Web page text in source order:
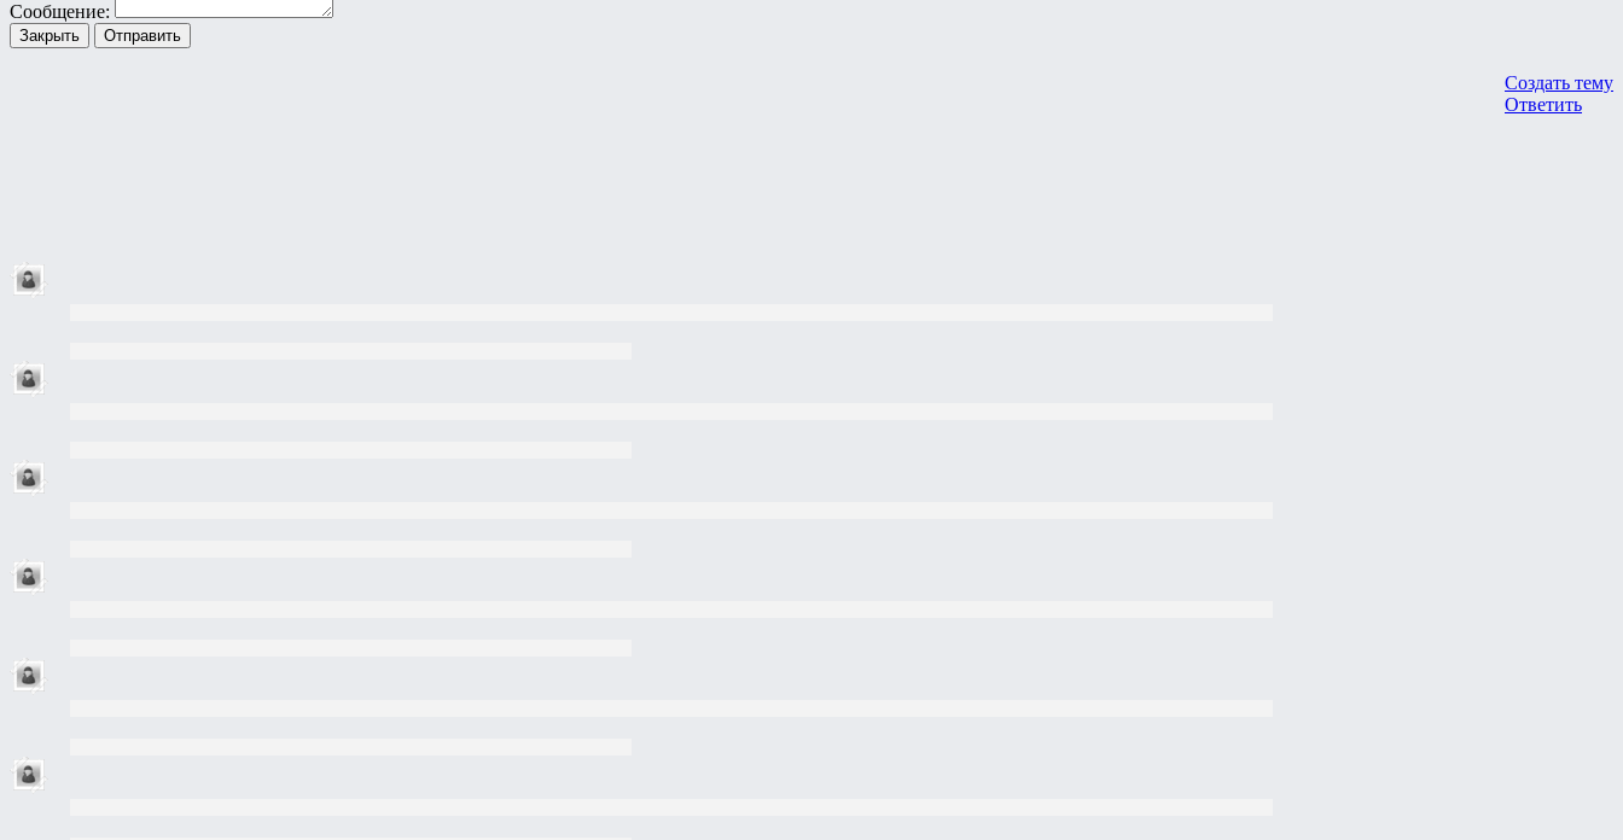
Сообщение:
Закрыть Отправить
Создать тему
Ответить